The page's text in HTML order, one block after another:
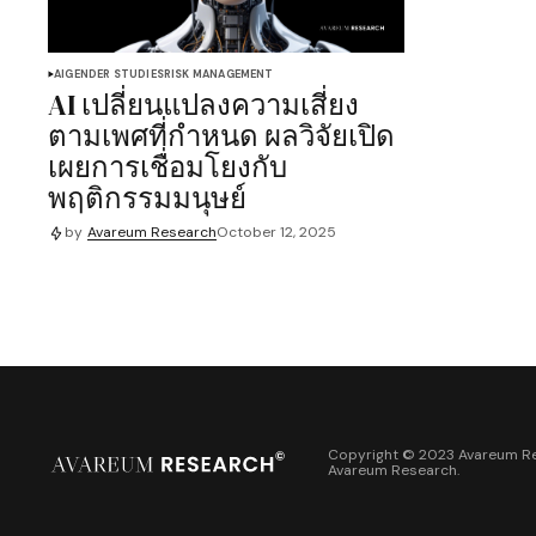
AIGENDER STUDIESRISK MANAGEMENT
AI เปลี่ยนแปลงความเสี่ยง
ตามเพศที่กำหนด ผลวิจัยเปิด
เผยการเชื่อมโยงกับ
พฤติกรรมมนุษย์
by Avareum ResearchOctober 12, 2025
Copyright © 2023 Avareum
Avareum Research.